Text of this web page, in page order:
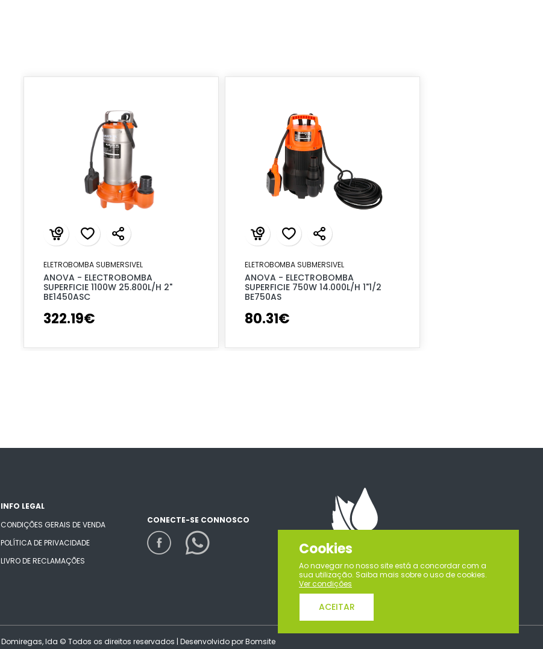
ELETROBOMBA SUBMERSIVEL
ANOVA - ELECTROBOMBA
SUPERFICIE 1100W 25.800L/H 2"
BE1450ASC
322.19€
ELETROBOMBA SUBMERSIVEL
ANOVA - ELECTROBOMBA
SUPERFICIE 750W 14.000L/H 1"1/2
BE750AS
80.31€
INFO LEGAL
CONDIÇÕES GERAIS DE VENDA
POLÍTICA DE PRIVACIDADE
LIVRO DE RECLAMAÇÕES
CONECTE-SE CONNOSCO
Domiregas, lda © Todos os direitos reservados | Desenvolvido porBomsite
Cookies
Ao navegar no nosso site está a concordar com a
sua utilização. Saiba mais sobre o uso de cookies.
Ver condições
ACEITAR